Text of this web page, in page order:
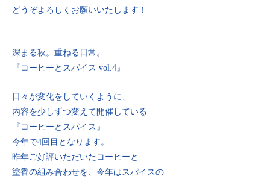
どうぞよろしくお願いいたします！
深まる秋。重ねる日常。
『コーヒーとスパイス vol.4』
日々が変化をしていくように、
内容を少しずつ変えて開催している
『コーヒーとスパイス』
今年で4回目となります。
昨年ご好評いただいたコーヒーと
塗香の組み合わせを、今年はスパイスの